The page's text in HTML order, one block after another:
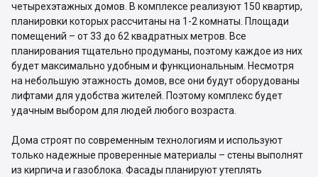
четырехэтажных домов. В комплексе реализуют 150 квартир,
планировки которых рассчитаны на 1-2 комнаты. Площади
помещений – от 33 до 62 квадратных метров. Все
планирования тщательно продуманы, поэтому каждое из них
будет максимально удобным и функциональным. Несмотря
на небольшую этажность домов, все они будут оборудованы
лифтами для удобства жителей. Поэтому комплекс будет
удачным выбором для людей любого возраста.
Дома строят по современным технологиям и используют
только надежные проверенные материалы – стены выполнят
из кирпича и газоблока. Фасады планируют утеплять